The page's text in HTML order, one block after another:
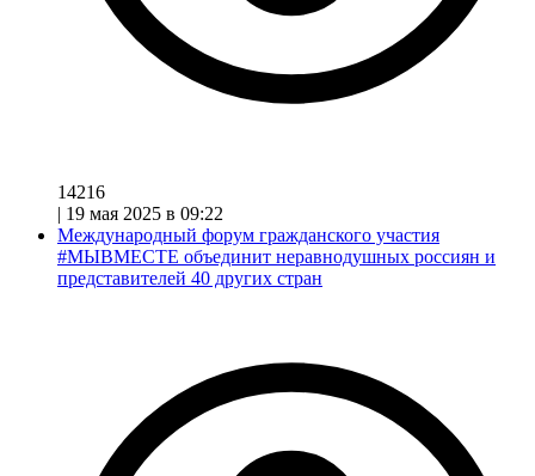
14216
| 19 мая 2025 в 09:22
Международный форум гражданского участия
#МЫВМЕСТЕ объединит неравнодушных россиян и
представителей 40 других стран